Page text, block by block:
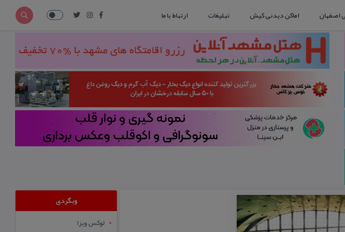
اصفهان اماکن دیدنی کیش تبلیغات ارتباط با ما
وبگردی
لوکس ویزا